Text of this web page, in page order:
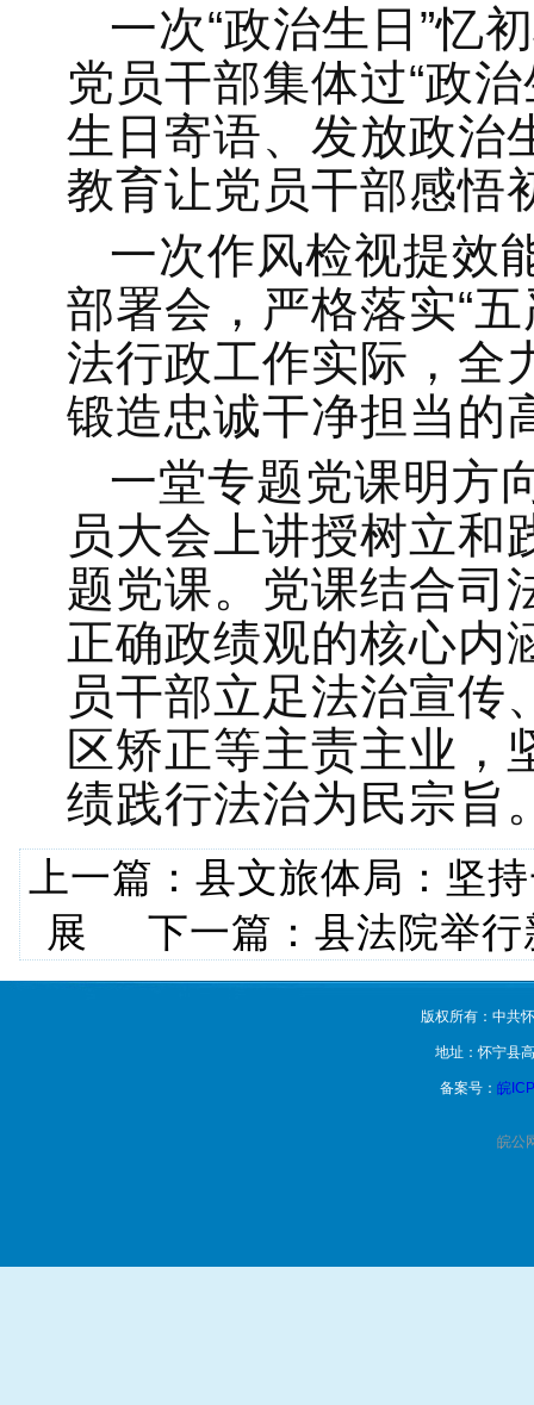
一次“政治生日”忆
党员干部集体过“政
生日寄语、发放政治
教育让党员干部感悟
一次作风检视提效
部署会，严格落实“
法行政工作实际，全
锻造忠诚干净担当的
一堂专题党课明方
员大会上讲授树立和
题党课。党课结合司
正确政绩观的核心内
员干部立足法治宣传
区矫正等主责主业，
绩践行法治为民宗旨
上一篇： 县文旅体局：坚
展 下一篇： 县法院举
版权所有：中共
地址：怀宁县
备案号： 皖
皖公